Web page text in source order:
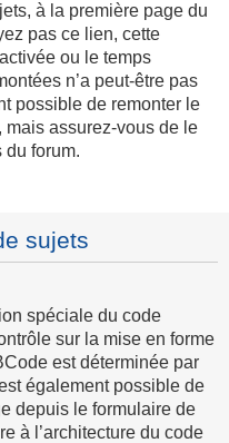
à la première page du
pas ce lien, cette
ou le temps
n’a peut-être pas
possible de remonter le
assurez-vous de le
du forum.
sujets
spéciale du code
sur la mise en forme
est déterminée par
également possible de
depuis le formulaire de
à l’architecture du code